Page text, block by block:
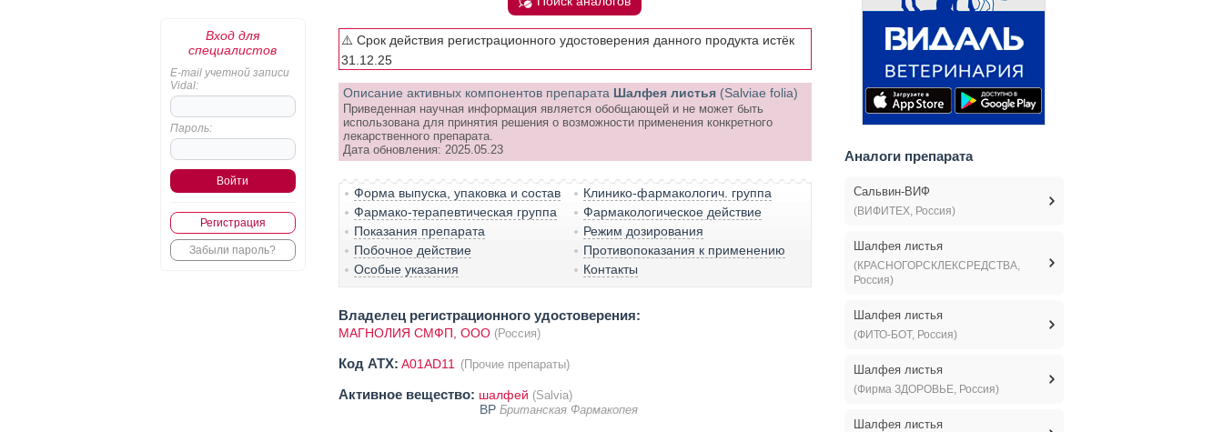
Вход для
специалистов
E-mail учетной записи
Vidal:
Пароль:
Регистрация
Забыли пароль?
⚠️ Срок действия регистрационного удостоверения данного продукта истёк
31.12.25
Описание активных компонентов препарата Шалфея листья (Salviae folia)
Приведенная научная информация является обобщающей и не может быть
использована для принятия решения о возможности применения конкретного
лекарственного препарата.
Дата обновления: 2025.05.23
Форма выпуска, упаковка и состав
Клинико-фармакологич. группа
Фармако-терапевтическая группа
Фармакологическое действие
Показания препарата
Режим дозирования
Побочное действие
Противопоказания к применению
Особые указания
Контакты
Владелец регистрационного удостоверения:
МАГНОЛИЯ СМФП, ООО (Россия)
Код ATX: A01AD11 (Прочие препараты)
Активное вещество: шалфей (Salvia)
BP Британская Фармакопея
Аналоги препарата
Сальвин-ВИФ
(ВИФИТЕХ, Россия)
Шалфея листья
(КРАСНОГОРСКЛЕКСРЕДСТВА,
Россия)
Шалфея листья
(ФИТО-БОТ, Россия)
Шалфея листья
(Фирма ЗДОРОВЬЕ, Россия)
Шалфея листья